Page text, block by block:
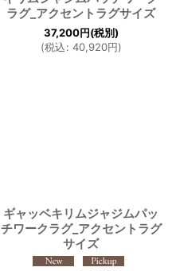
ラグ_アクセントラグサイズ
37,200円(税別)
(税込: 40,920円)
ギャッベキリムジャジムパッ
チワークラグ_アクセントラグ
サイズ